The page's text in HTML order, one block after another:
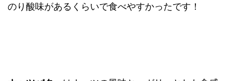
のり酸味があるくらいで食べやすかったです！